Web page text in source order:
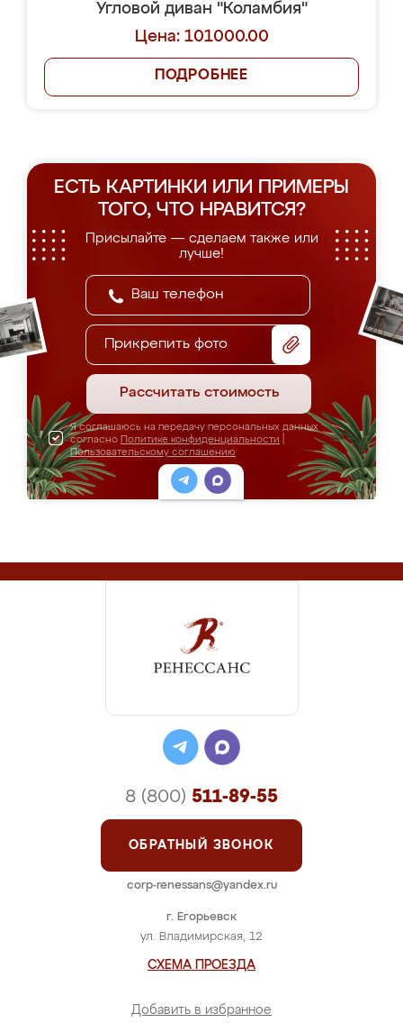
Угловой диван "Коламбия"
Цена: 101000.00
ПОДРОБНЕЕ
ЕСТЬ КАРТИНКИ ИЛИ ПРИМЕРЫ
ТОГО, ЧТО НРАВИТСЯ?
Присылайте — сделаем также или
лучше!
Прикрепить фото
Рассчитать стоимость
Я соглашаюсь на передачу персональных данных
согласно Политике конфиденциальности
Пользовательскому соглашению
г. Егорьевск
ул. Владимирская, 12
СХЕМА ПРОЕЗДА
Добавить в избранное
8 (800) 511-89-55
ОБРАТНЫЙ ЗВОНОК
corp-renessans@yandex.ru